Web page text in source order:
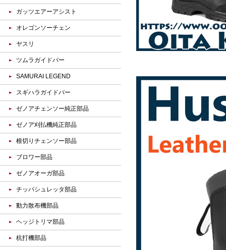
ガッツエアーアシスト
オレゴンソーチェン
ヤスリ
ツムラガイドバー
SAMURAI LEGEND
スギハラガイドバー
ゼノアチェンソー純正部品
ゼノア刈払機純正部品
根切りチェンソー部品
ブロワー部品
ゼノアオーガ部品
チッパシュレッタ部品
動力散布機部品
ヘッジトリマ部品
杭打機部品